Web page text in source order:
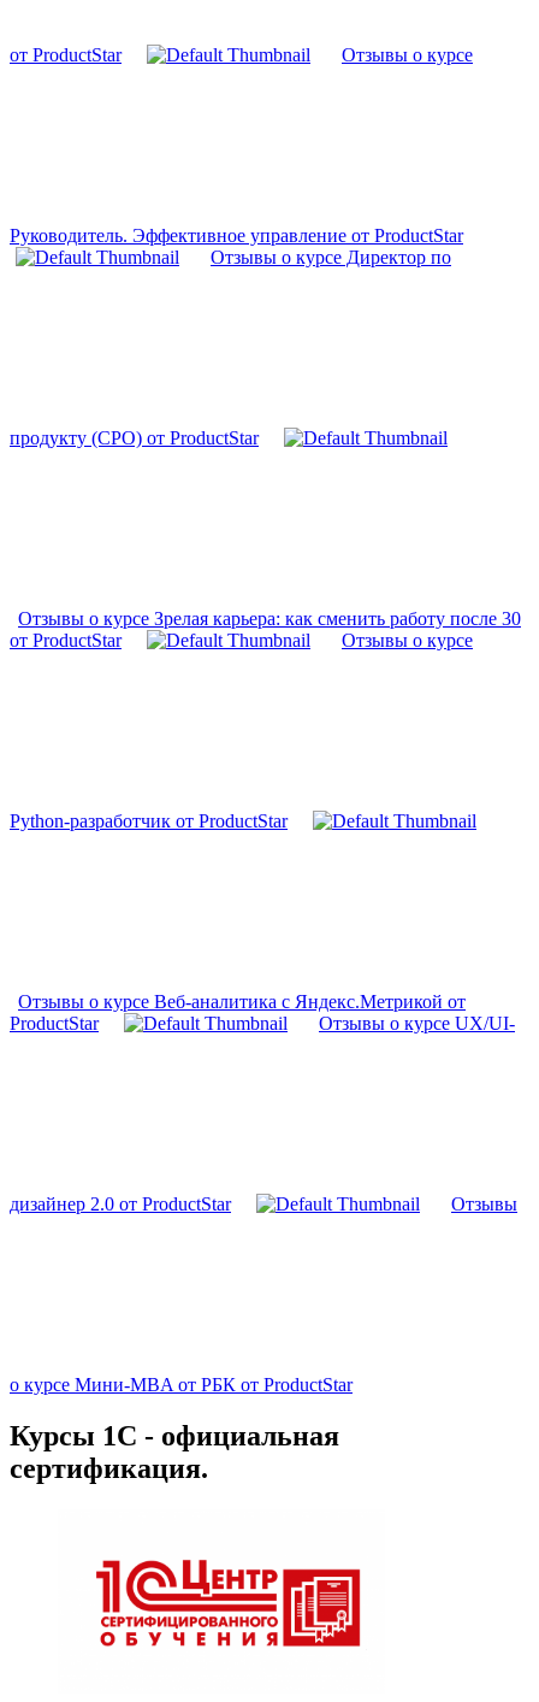
от ProductStar Отзывы о курсе
Руководитель. Эффективное управление от ProductStar
Отзывы о курсе Директор по
продукту (CPO) от ProductStar
Отзывы о курсе Зрелая карьера: как сменить работу после 30
от ProductStar
Отзывы о курсе
Python-разработчик от ProductStar
Отзывы о курсе Веб-аналитика с Яндекс.Метрикой от
ProductStar
Отзывы о курсе UX/UI-
дизайнер 2.0 от ProductStar Отзывы
о курсе Мини-MBA от РБК от ProductStar
Курсы 1С - официальная
сертификация.